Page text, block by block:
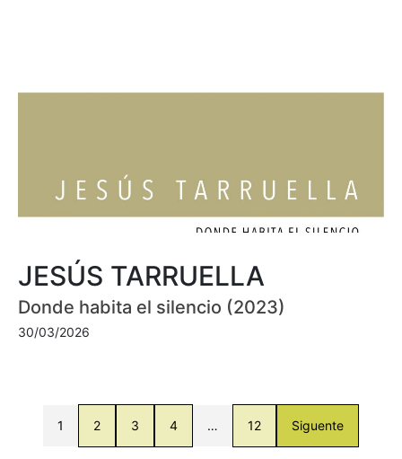
JESÚS TARRUELLA
Donde habita el silencio (2023)
30/03/2026
1 2 3 4 … 12 Siguente